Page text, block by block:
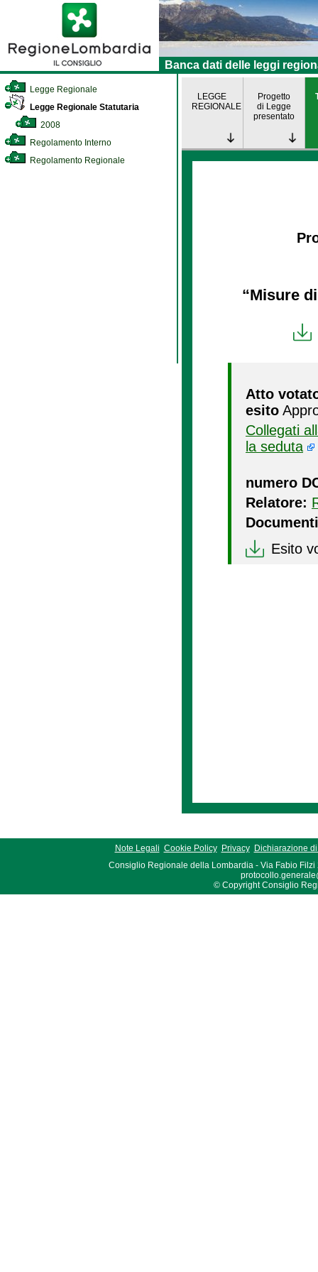
Banca dati delle leggi
Legge Regionale
Legge Regionale Statutaria
2008
Regolamento Interno
Regolamento Regionale
LEGGE
REGIONALE
Progetto
di Legge
presentato
“Misure
Atto
esito
Collegati
la seduta
numero
Relatore:
Esito
Note Legali Cookie Policy Privacy
Dichiarazione
Consiglio Regionale della Lombardia - Via Fabio Filzi
© Copyright Consiglio